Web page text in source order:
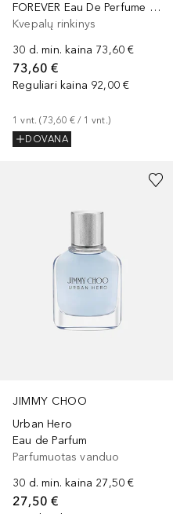
FOREVER Eau De Perfume 60ml Set
Kvepalų rinkinys
30 d. min. kaina 73,60 €
73,60 €
Reguliari kaina 92,00 €
1 vnt. (73,60 € / 1 vnt.)
DOVANA
JIMMY CHOO
Urban Hero
Eau de Parfum
Parfumuotas vanduo
30 d. min. kaina 27,50 €
27,50 €